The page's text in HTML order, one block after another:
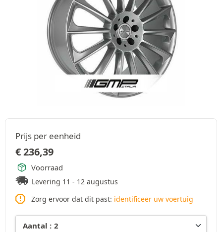
Prijs per eenheid
€236,39
Voorraad
Levering 11 - 12 augustus
Zorg ervoor dat dit past: identificeer uw voertuig